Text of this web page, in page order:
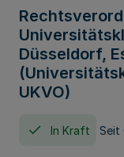
Düsseldorf,
UKVO)
In Kraft Seit